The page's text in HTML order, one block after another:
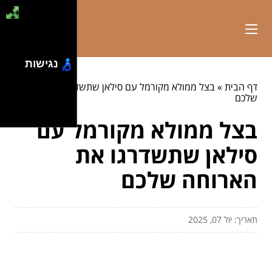
דף הבית»בצל ממולא מקורמל עם סילאן שתשדרגו את הארוחה
שלכם
בצל ממולא מקורמל עם
סילאן שתשדרגו את
הארוחה שלכם
תאריך: יול 07, 2025
נגישות